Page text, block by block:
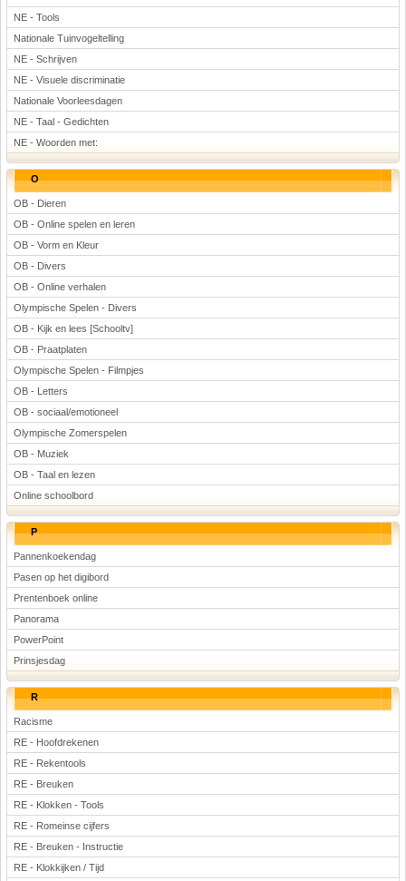
NE - Tools
Nationale Tuinvogeltelling
NE - Schrijven
NE - Visuele discriminatie
Nationale Voorleesdagen
NE - Taal - Gedichten
NE - Woorden met:
O
OB - Dieren
OB - Online spelen en leren
OB - Vorm en Kleur
OB - Divers
OB - Online verhalen
Olympische Spelen - Divers
OB - Kijk en lees [Schooltv]
OB - Praatplaten
Olympische Spelen - Filmpjes
OB - Letters
OB - sociaal/emotioneel
Olympische Zomerspelen
OB - Muziek
OB - Taal en lezen
Online schoolbord
P
Pannenkoekendag
Pasen op het digibord
Prentenboek online
Panorama
PowerPoint
Prinsjesdag
R
Racisme
RE - Hoofdrekenen
RE - Rekentools
RE - Breuken
RE - Klokken - Tools
RE - Romeinse cijfers
RE - Breuken - Instructie
RE - Klokkijken / Tijd